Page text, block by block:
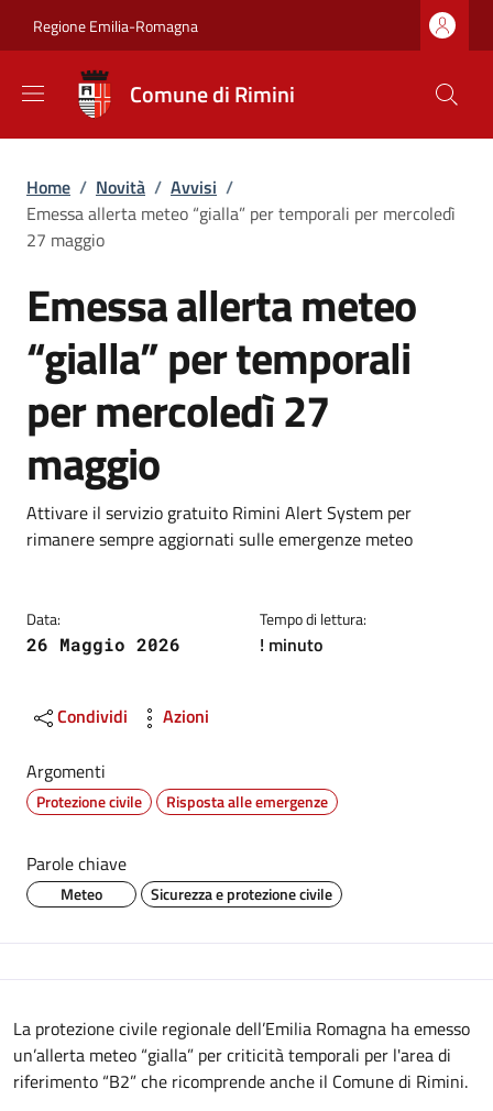
Regione Emilia-Romagna
Comune di Rimini
Briciole di pane
Home / Novità / Avvisi /
Emessa allerta meteo “gialla” per temporali per mercoledì
27 maggio
Emessa allerta meteo
“gialla” per temporali
per mercoledì 27
maggio
Dettagli
Descrizione breve
Attivare il servizio gratuito Rimini Alert System per
rimanere sempre aggiornati sulle emergenze meteo
Data:
26 Maggio 2026
Tempo di lettura:
! minuto
Condividi Azioni
Argomenti
Protezione civile Risposta alle emergenze
Parole chiave
Meteo Sicurezza e protezione civile
Descrizione
La protezione civile regionale dell’Emilia Romagna ha emesso
un’allerta meteo “gialla” per criticità temporali per l'area di
riferimento “B2” che ricomprende anche il Comune di Rimini.